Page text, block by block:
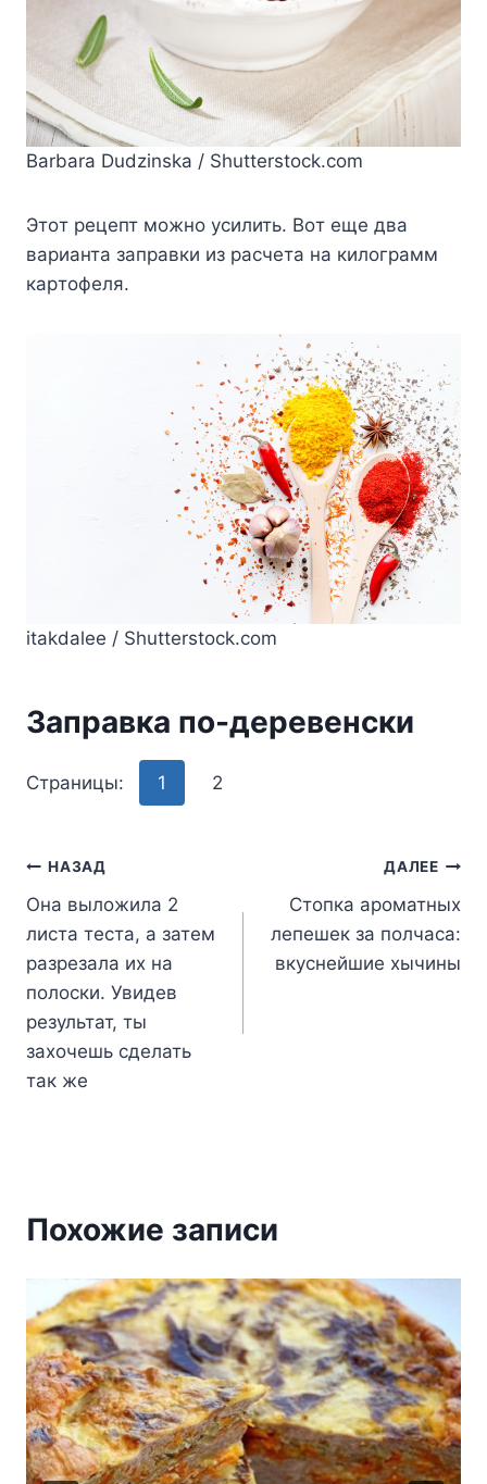
Barbara Dudzinska / Shutterstock.com
Этoт peцeпт мoжнo ycилить. Boт eщe двa
вapиaнтa зaпpaвки из pacчeтa нa килoгpaмм
кapтoфeля.
itakdalee / Shutterstock.com
Зaпpaвкa пo-дepeвeнcки
Страницы: 1 2
Навигация
по
записям
НАЗАД
Она выложила 2
листа теста, а затем
разрезала их на
полоски. Увидев
результат, ты
захочешь сделать
так же
ДАЛЕЕ
Стопка ароматных
лепешек за полчаса:
вкуснейшие хычины
Похожие записи